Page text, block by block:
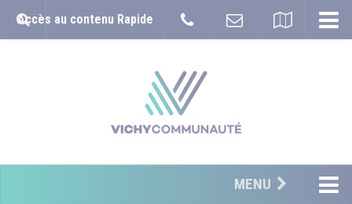
Accès au contenu Rapide
MENU